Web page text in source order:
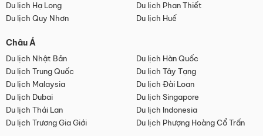
Du lịch Hạ Long
Du lịch Phan Thiết
Du lịch Quy Nhơn
Du lịch Huế
Châu Á
Du lịch Nhật Bản
Du lịch Hàn Quốc
Du lịch Trung Quốc
Du lịch Tây Tạng
Du lịch Malaysia
Du lịch Đài Loan
Du lịch Dubai
Du lịch Singapore
Du lịch Thái Lan
Du lịch Indonesia
Du lịch Trương Gia Giới
Du lịch Phượng Hoàng Cổ Trấn